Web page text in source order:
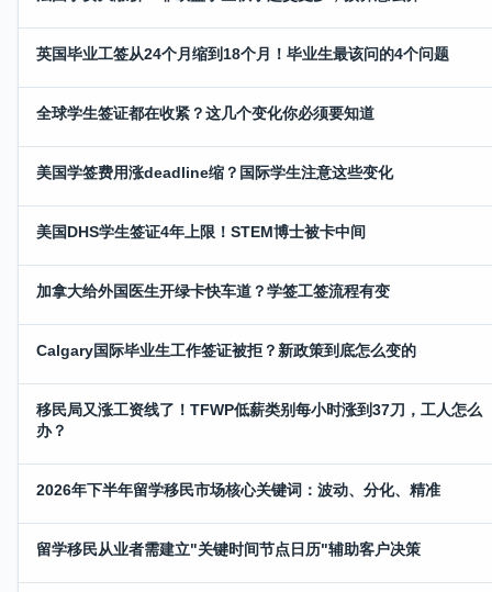
英国毕业工签从24个月缩到18个月！毕业生最该问的4个问题
全球学生签证都在收紧？这几个变化你必须要知道
美国学签费用涨deadline缩？国际学生注意这些变化
美国DHS学生签证4年上限！STEM博士被卡中间
加拿大给外国医生开绿卡快车道？学签工签流程有变
Calgary国际毕业生工作签证被拒？新政策到底怎么变的
移民局又涨工资线了！TFWP低薪类别每小时涨到37刀，工人怎么
办？
2026年下半年留学移民市场核心关键词：波动、分化、精准
留学移民从业者需建立"关键时间节点日历"辅助客户决策